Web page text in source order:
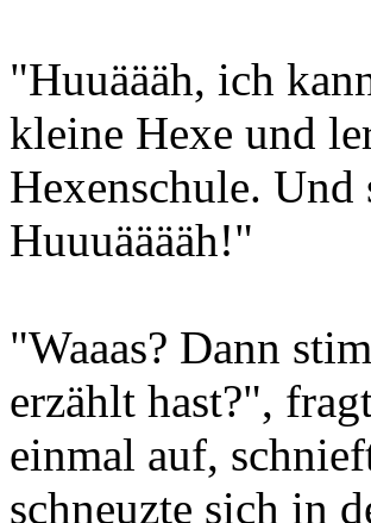
"Huuäääh, ich
kleine Hexe und
Hexenschule.
Huuuääääh!"
"Waaas? Dann
erzählt hast?",
einmal auf,
schneuzte sich in